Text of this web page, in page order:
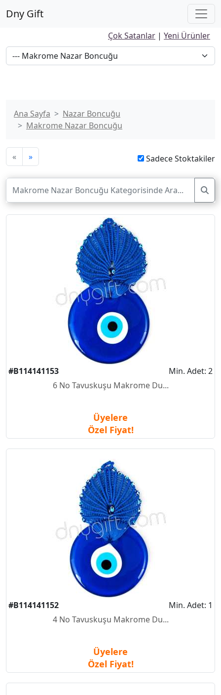
Dny Gift
Çok Satanlar | Yeni Ürünler
Ana Sayfa
Nazar Boncuğu
Makrome Nazar Boncuğu
« » Sadece Stoktakiler
#B114141153
Min. Adet: 2
6 No Tavuskuşu Makrome Du...
Üyelere
Özel Fiyat!
#B114141152
Min. Adet: 1
4 No Tavuskuşu Makrome Du...
Üyelere
Özel Fiyat!